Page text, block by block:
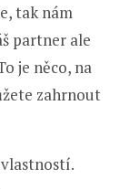
tak nám
partner ale
je něco, na
zahrnout
vlastností.